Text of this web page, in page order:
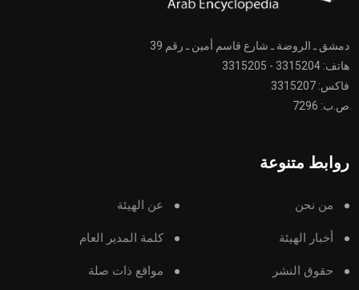
دمشق ـ الروضة ـ شارع قاسم أمين ـ رقم 39
هاتف: 3315204 - 3315205
فاكس: 3315207
ص.ب: 7296
روابط متنوعة
من نحن عن الهيئة
أخبار الهيئة كلمة المدير العام
حقوق النشر مواقع ذات صلة